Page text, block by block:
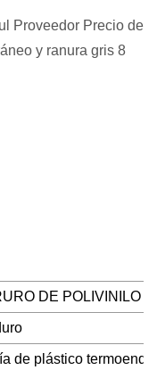
Proveedor Precio de
y ranura gris 8
DE POLIVINILO
de plástico